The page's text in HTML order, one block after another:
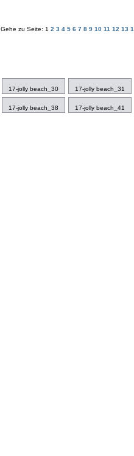
Gehe zu Seite: 12345678910111213
17-jolly beach_30 17-jolly beach_31
17-jolly beach_38
17-jolly beach_41